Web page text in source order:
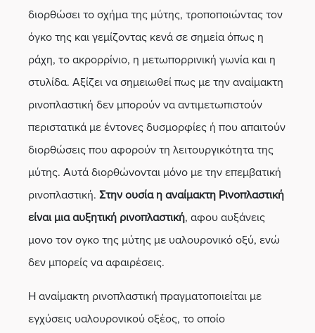
διορθώσει το σχήμα της μύτης, τροποποιώντας τον
όγκο της και γεμίζοντας κενά σε σημεία όπως η
ράχη, το ακρορρίνιο, η μετωπορρινική γωνία και η
στυλίδα. Αξίζει να σημειωθεί πως με την αναίμακτη
ρινοπλαστική δεν μπορούν να αντιμετωπιστούν
περιστατικά με έντονες δυσμορφίες ή που απαιτούν
διορθώσεις που αφορούν τη λειτουργικότητα της
μύτης. Αυτά διορθώνονται μόνο με την επεμβατική
ρινοπλαστική. Στην ουσία η αναίμακτη Ρινοπλαστική
είναι μια αυξητική ρινοπλαστική, αφου αυξάνεις
μονο τον ογκο της μύτης με υαλουρονικό οξύ, ενώ
δεν μπορείς να αφαιρέσεις.
Η αναίμακτη ρινοπλαστική πραγματοποιείται με
εγχύσεις υαλουρονικού οξέος, το οποίο